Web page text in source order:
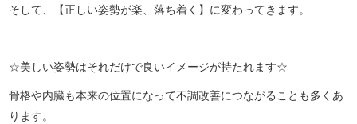
そして、【正しい姿勢が楽、落ち着く】に変わってきます。
☆美しい姿勢はそれだけで良いイメージが持たれます☆
骨格や内臓も本来の位置になって不調改善につながることも多くあ
ります。